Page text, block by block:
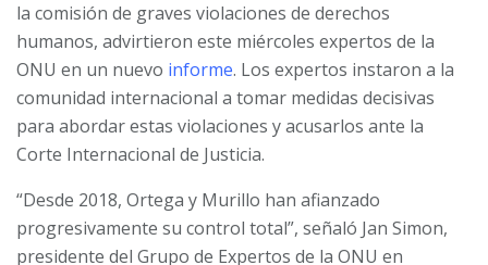
la comisión de graves violaciones de derechos
humanos, advirtieron este miércoles expertos de la
ONU en un nuevo informe. Los expertos instaron a la
comunidad internacional a tomar medidas decisivas
para abordar estas violaciones y acusarlos ante la
Corte Internacional de Justicia.
“Desde 2018, Ortega y Murillo han afianzado
progresivamente su control total”, señaló Jan Simon,
presidente del Grupo de Expertos de la ONU en